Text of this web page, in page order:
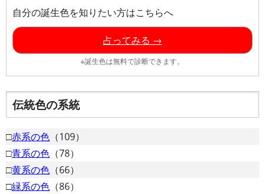
自分の誕生色を知りたい方はこちらへ
占ってみる →
※誕生色は無料で診断できます。
伝統色の系統
□赤系の色 （109）
□青系の色 （78）
□黄系の色 （66）
□緑系の色 （86）